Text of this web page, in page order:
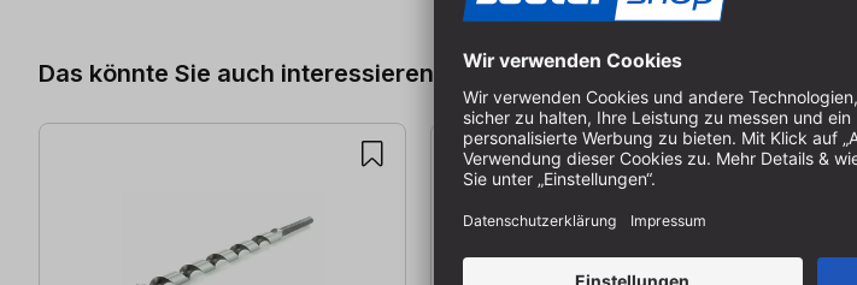
Das könnte Sie auch interessieren